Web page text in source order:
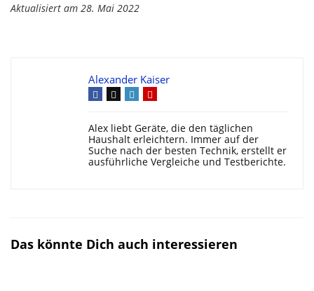
Aktualisiert am 28. Mai 2022
Alexander Kaiser
Alex liebt Geräte, die den täglichen
Haushalt erleichtern. Immer auf der
Suche nach der besten Technik, erstellt er
ausführliche Vergleiche und Testberichte.
Das könnte Dich auch interessieren